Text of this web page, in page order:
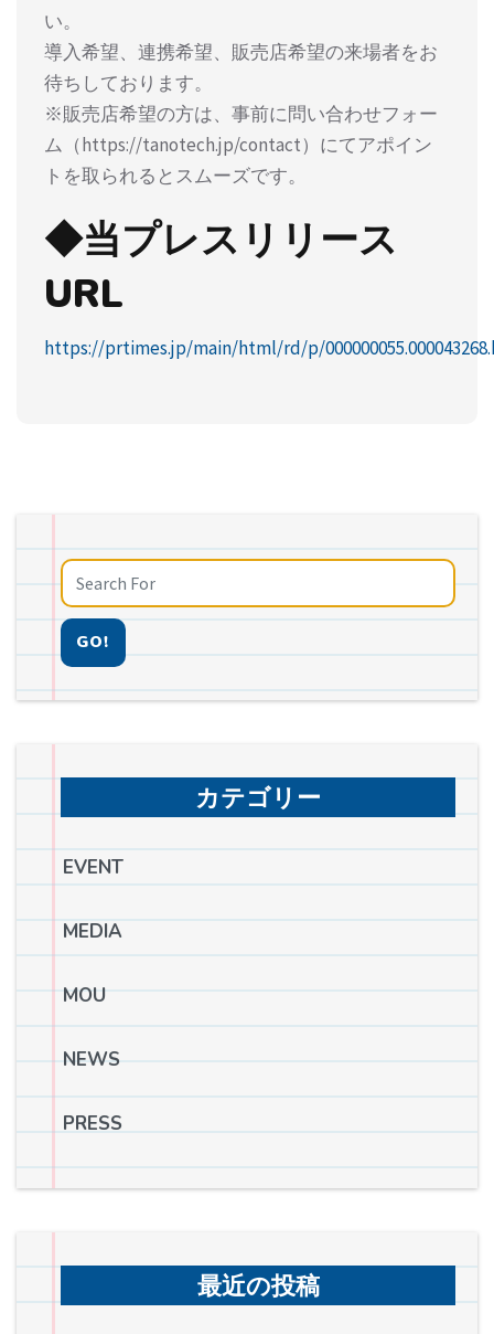
い。
導⼊希望、連携希望、販売店希望の来場者をお
待ちしております。
※販売店希望の方は、事前に問い合わせフォー
ム（https://tanotech.jp/contact）にてアポイン
トを取られるとスムーズです。
◆当プレスリリース
URL
https://prtimes.jp/main/html/rd/p/
GO!
カテゴリー
EVENT
MEDIA
MOU
NEWS
PRESS
最近の投稿